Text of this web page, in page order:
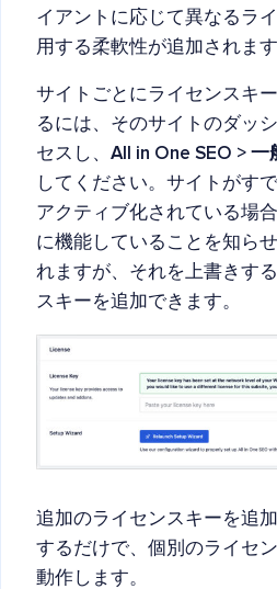
イアントに応じて異なるラ
用する柔軟性が追加されます
サイトごとにライセンスキ
るには、そのサイトのダッ
セスし、 All in One SEO > 一
してください。サイトがす
アクティブ化されている場
に機能していることを知ら
れますが、それを上書きす
スキーを追加できます。
追加のライセンスキーを追加
するだけで、個別のライセ
動作します。